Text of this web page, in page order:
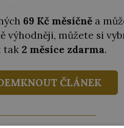
69 Kč měsíčně a
výhodněji, můžete si
tak 2 měsíce zdarma.
ČLÁNEK